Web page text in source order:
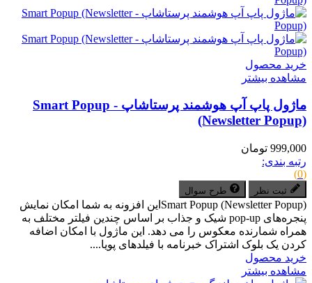
خرید محصول
مشاهده بیشتر
ماژول پاپ آپ هوشمند پرستاشاپ - Smart Popup
(Newsletter Popup)
999,000 تومان
رتبه بندی:
(0)
ثبت نظر طرح سوال
Smart Popup (Newsletter Popup)این افزونه به شما امکان نمایش
پنجره‌های pop-up شیک و جذاب بر اساس چندین فیلتر مختلف به
همراه شمارنده معکوس را می دهد. این ماژول با امکان اضافه
کردن یک بلوک اشتراک خبرنامه با فیلدهای پویا....
خرید محصول
مشاهده بیشتر